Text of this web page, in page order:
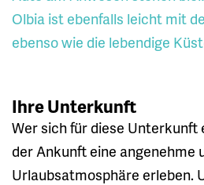
Olbia ist ebenfalls leicht mit
ebenso wie die lebendige
Ihre Unterkunft
Wer sich für diese
der Ankunft eine angenehme
Urlaubsatmosphäre erleben.